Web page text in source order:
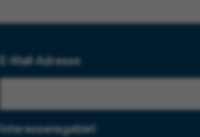
E-Mail-Adresse
Interessensgebiet